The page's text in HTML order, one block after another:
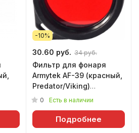
-10%
30.60 руб. 34 руб.
Фильтр для фонаря
Armytek AF-39 (красный,
Predator/Viking)
(<Свойства не
0 Есть в наличии
Подробнее